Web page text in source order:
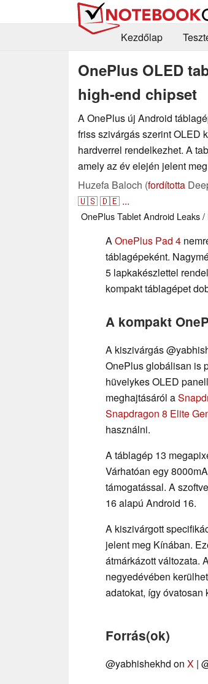
Kezdőlap
OnePlus OLED
high-end chipset
A OnePlus új Android
friss szivárgás szerint OLED
hardverrel rendelkezhet. A
amely az év elején jelent
Huzefa Baloch (fordította
🇺🇸🇩🇪 ...
OnePlusTabletAndroid Leaks /
AOnePlus Pad 4
táblagépeként.
5 lapkakészlettel
kompakt táblagépet
A kompakt
A kiszivárgás
OnePlus globálisan is
hüvelykes OLED
meghajtásáról a
Snapdragon 8 Elite
használni.
A táblagép 13
Várhatóan egy
támogatással. A
16 alapú Android 16.
A kiszivárgott
jelent meg Kínában.
átmárkázott változata.
negyedévében
adatokat, így óvatosan
Forrás(ok)
@yabhishekhd on X |